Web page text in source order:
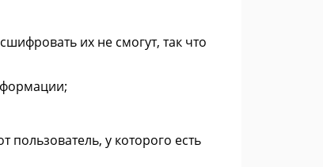
их не смогут, так что
пользователь, у которого есть